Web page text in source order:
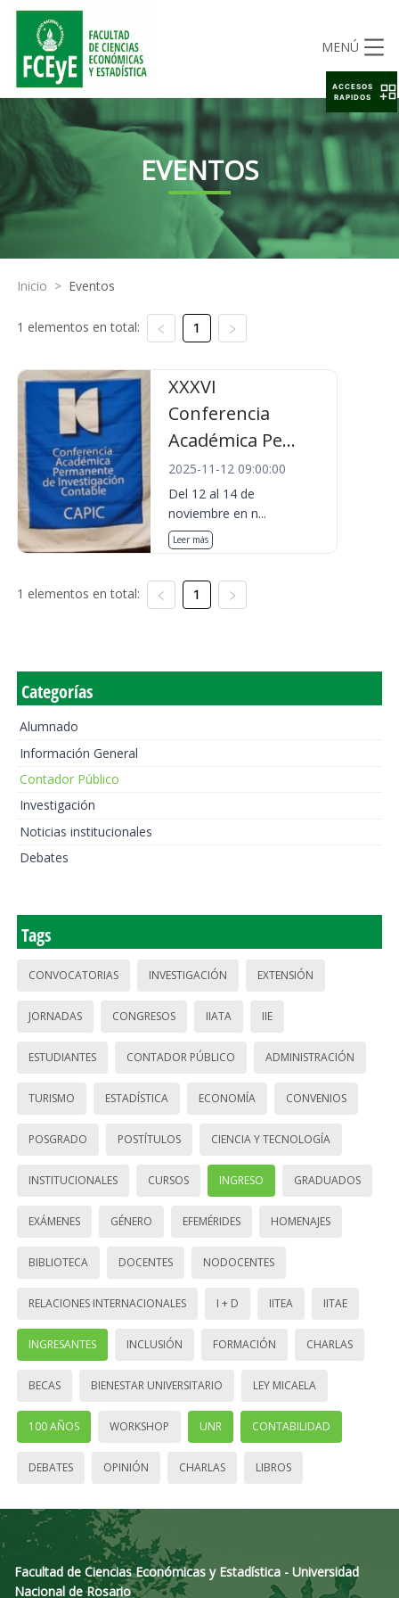
MENÚ
EVENTOS
Inicio > Eventos
1 elementos en total: 1
XXXVI
Conferencia
Académica Pe...
2025-11-12 09:00:00
Del 12 al 14 de
noviembre en n...
Leer más
1 elementos en total: 1
Categorías
Alumnado
Información General
Contador Público
Investigación
Noticias institucionales
Debates
Tags
CONVOCATORIAS INVESTIGACIÓN EXTENSIÓN
JORNADAS CONGRESOS IIATA IIE
ESTUDIANTES CONTADOR PÚBLICO ADMINISTRACIÓN
TURISMO ESTADÍSTICA ECONOMÍA CONVENIOS
POSGRADO POSTÍTULOS CIENCIA Y TECNOLOGÍA
INSTITUCIONALES CURSOS INGRESO GRADUADOS
EXÁMENES GÉNERO EFEMÉRIDES HOMENAJES
BIBLIOTECA DOCENTES NODOCENTES
RELACIONES INTERNACIONALES I + D IITEA IITAE
INGRESANTES INCLUSIÓN FORMACIÓN CHARLAS
BECAS BIENESTAR UNIVERSITARIO LEY MICAELA
100 AÑOS WORKSHOP UNR CONTABILIDAD
DEBATES OPINIÓN CHARLAS LIBROS
Facultad de Ciencias Económicas y Estadística - Universidad
Nacional de Rosario
ACCESOS
RAPIDOS